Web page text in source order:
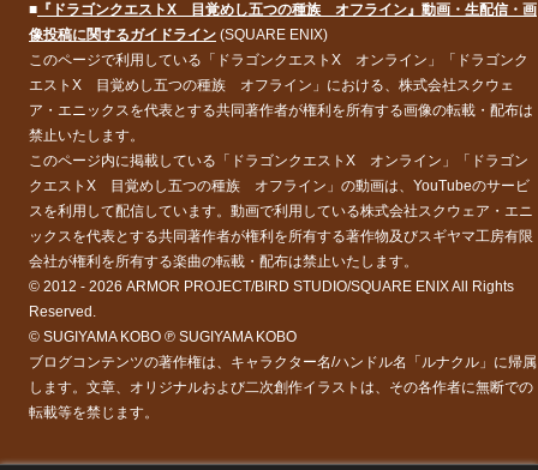
■ 『ドラゴンクエストX 目覚めし五つの種族 オフライン』動画・生配信・画
像投稿に関するガイドライン (SQUARE ENIX)
このページで利用している「ドラゴンクエストX オンライン」「ドラゴンク
エストX 目覚めし五つの種族 オフライン」における、株式会社スクウェ
ア・エニックスを代表とする共同著作者が権利を所有する画像の転載・配布は
禁止いたします。
このページ内に掲載している「ドラゴンクエストX オンライン」「ドラゴン
クエストX 目覚めし五つの種族 オフライン」の動画は、YouTubeのサービ
スを利用して配信しています。動画で利用している株式会社スクウェア・エニ
ックスを代表とする共同著作者が権利を所有する著作物及びスギヤマ工房有限
会社が権利を所有する楽曲の転載・配布は禁止いたします。
© 2012 - 2026 ARMOR PROJECT/BIRD STUDIO/SQUARE ENIX All Rights
Reserved.
© SUGIYAMA KOBO ℗ SUGIYAMA KOBO
ブログコンテンツの著作権は、キャラクター名/ハンドル名「ルナクル」に帰属
します。文章、オリジナルおよび二次創作イラストは、その各作者に無断での
転載等を禁じます。